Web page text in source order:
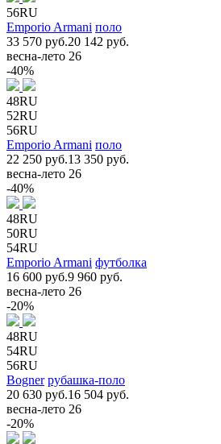
56RU
Emporio Armani поло
33 570 руб.20 142 руб.
весна-лето 26
-40%
48RU
52RU
56RU
Emporio Armani поло
22 250 руб.13 350 руб.
весна-лето 26
-40%
48RU
50RU
54RU
Emporio Armani футболка
16 600 руб.9 960 руб.
весна-лето 26
-20%
48RU
54RU
56RU
Bogner рубашка-поло
20 630 руб.16 504 руб.
весна-лето 26
-20%